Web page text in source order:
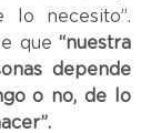
lo necesito”.
que “nuestra
depende
o no, de lo